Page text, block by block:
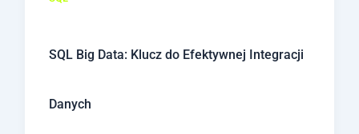
SQL Big Data: Klucz do Efektywnej Integracji
Danych